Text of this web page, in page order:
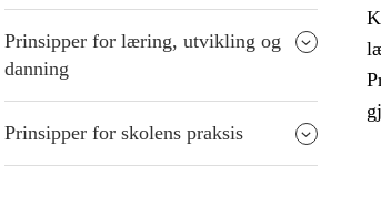
Prinsipper for læring, utvikling og
danning
Prinsipper for skolens praksis